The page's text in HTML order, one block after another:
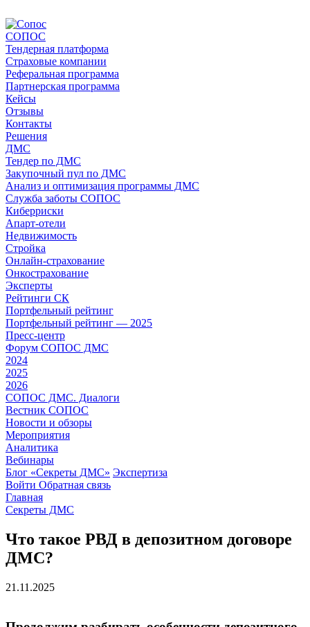
СОПОС
Тендерная платформа
Страховые компании
Реферальная программа
Партнерская программа
Кейсы
Отзывы
Контакты
Решения
ДМС
Тендер по ДМС
Закупочный пул по ДМС
Анализ и оптимизация программы ДМС
Служба заботы СОПОС
Киберриски
Апарт-отели
Недвижимость
Стройка
Онлайн-страхование
Онкострахование
Эксперты
Рейтинги СК
Портфельный рейтинг
Портфельный рейтинг — 2025
Пресс-центр
Форум СОПОС ДМС
2024
2025
2026
СОПОС ДМС. Диалоги
Вестник СОПОС
Новости и обзоры
Мероприятия
Аналитика
Вебинары
Блог «Секреты ДМС» Экспертиза
Войти Обратная связь
Главная
Секреты ДМС
Что такое РВД в депозитном договоре
ДМС?
21.11.2025